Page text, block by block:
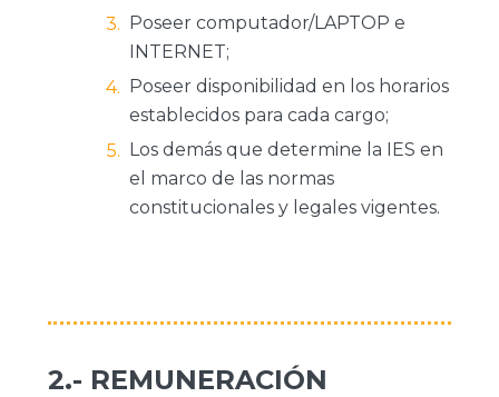
Poseer computador/LAPTOP e
INTERNET;
Poseer disponibilidad en los horarios
establecidos para cada cargo;
Los demás que determine la IES en
el marco de las normas
constitucionales y legales vigentes.
2.- REMUNERACIÓN